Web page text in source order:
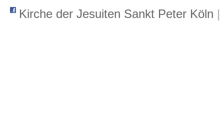
Kirche der Jesuiten Sankt Peter Köln